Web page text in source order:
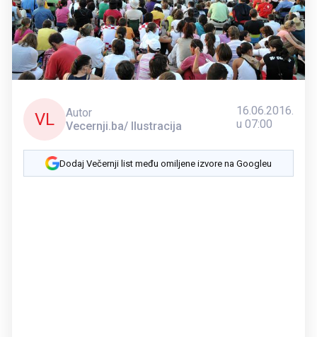
VL
Autor
Vecernji.ba/ Ilustracija
16.06.2016.
u 07:00
Dodaj Večernji list među omiljene izvore na Googleu